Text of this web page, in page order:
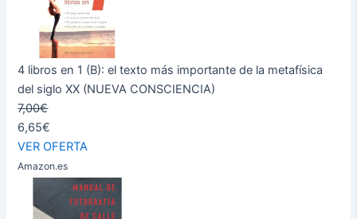
4 libros en 1 (B): el texto más importante de la metafísica
del siglo XX (NUEVA CONSCIENCIA)
7,00€
6,65€
VER OFERTA
Amazon.es